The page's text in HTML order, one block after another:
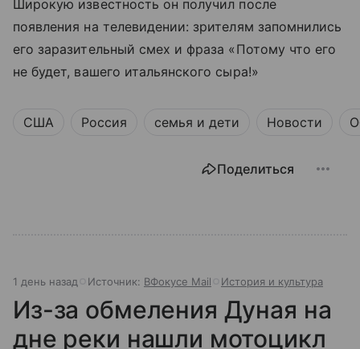
Широкую известность он получил после
появления на телевидении: зрителям запомнились
его заразительный смех и фраза «Потому что его
не будет, вашего итальянского сыра!»
США Россия семья и дети Новости
Поделиться
1 день назад Источник: ВФокусе Mail История и культура
Из-за обмеления Дуная на
дне реки нашли мотоцикл